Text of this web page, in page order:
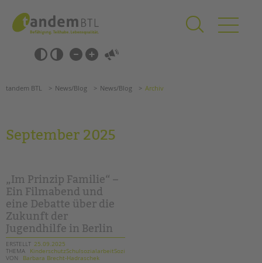
springen
Barrierefrei-
Einstellungen
überspringen
überspringen
Grundschulen
Förderzentren
Kollegs
EFöB
Schulbezogene Sozialarbeit
Tagesgruppen
HILFEN ZUR ERZIEHUNG
Suchen
tandem BTL News/Blog News/Blog Archiv
September 2025
„Im Prinzip Familie“ –
Ein Filmabend und
eine Debatte über die
Zukunft der
Jugendhilfe in Berlin
ERSTELLT 25.09.2025
THEMA
KinderschutzSchulsozialarbeitSozialarbeit
VON
Barbara Brecht-Hadraschek